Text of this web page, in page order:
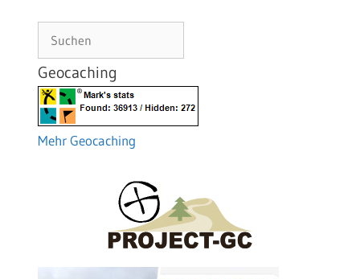
Geocaching
Mehr Geocaching